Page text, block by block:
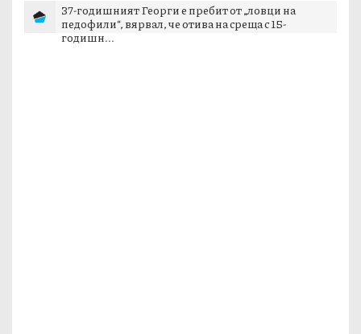
37-годишният Георги е пребит от „ловци на
педофили“, вярвал, че отива на среща с 15-
годишн...